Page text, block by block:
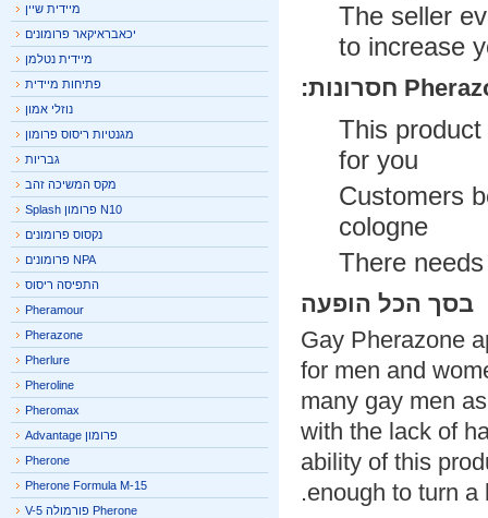
The seller
to increase
חסרונות:
This
for you
Customers
cologne
There
בסך הכל הופעה
Gay Pherazone
for men and
many gay men
with the lack of
ability of this
enough to turn
מיידית שיין
יכאבראיקאר פרומונים
מיידית נטלמן
פתיחות מיידית
נוזלי אמון
מגנטיות ריסוס פרומון
גבריות
מקס המשיכה זהב
N10 פרומון Splash
נקסוס פרומונים
NPA פרומונים
התפיסה ריסוס
Pheramour
Pherazone
Pherlure
Pheroline
Pheromax
פרומון Advantage
Pherone
Pherone Formula M-15
Pherone פורמולה V-5